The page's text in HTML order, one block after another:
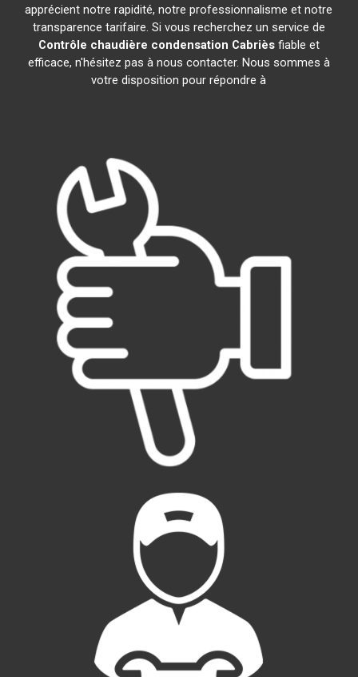
apprécient notre rapidité, notre professionnalisme et notre
transparence tarifaire. Si vous recherchez un service de
Contrôle chaudière condensation Cabrièsfiable et
efficace, n'hésitez pas à nous contacter. Nous sommes à
votre disposition pour répondre à